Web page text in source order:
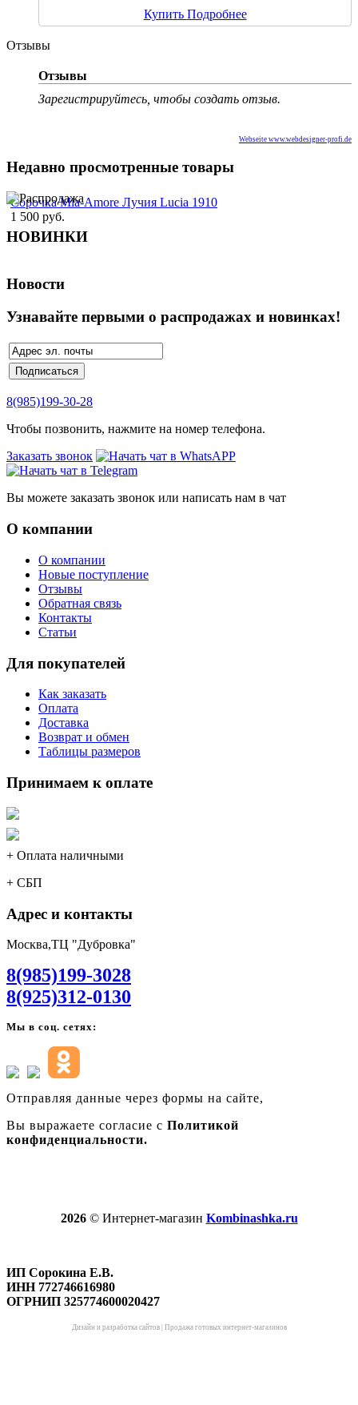
Купить Подробнее
Отзывы
Отзывы
Зарегистрируйтесь, чтобы создать отзыв.
Webseite www.webdesigner-profi.de
Недавно просмотренные товары
Сорочка Mia-Amore Лучия Lucia 1910
1 500 руб.
НОВИНКИ
Новости
Узнавайте первыми о распродажах и новинках!
8(985)199-30-28
Чтобы позвонить, нажмите на номер телефона.
Заказать звонок
Вы можете заказать звонок или написать нам в чат
О компании
О компании
Новые поступление
Отзывы
Обратная связь
Контакты
Статьи
Для покупателей
Как заказать
Оплата
Доставка
Возврат и обмен
Таблицы размеров
Принимаем к оплате
+ Оплата наличными
+ СБП
Адрес и контакты
Москва,ТЦ "Дубровка"
8(985)199-3028
8(925)312-0130
Мы в соц. сетях:
Отправляя данные через формы на сайте,
Вы выражаете согласие с Политикой
конфиденциальности.
2026© Интернет-магазин Kombinashka.ru
ИП Сорокина Е.В.
ИНН 772746616980
ОГРНИП 325774600020427
Дизайн и разработка сайтов| Продажа готовых интернет-магазинов